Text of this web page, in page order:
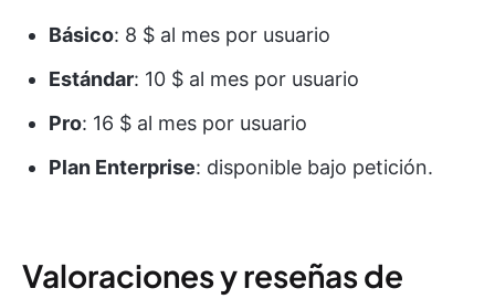
Básico: 8 $ al mes por usuario
Estándar: 10 $ al mes por usuario
Pro: 16 $ al mes por usuario
Plan Enterprise: disponible bajo petición.
Valoraciones y reseñas de